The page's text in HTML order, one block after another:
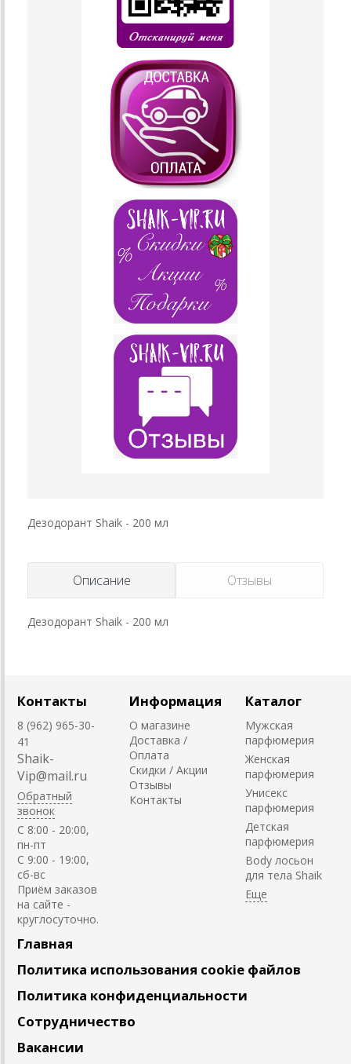
Дезодорант Shaik - 200 мл
Описание Отзывы
Дезодорант Shaik - 200 мл
Контакты
8 (962) 965-30-
41
Shaik-
Vip@mail.ru
Обратный
звонок
C 8:00 - 20:00,
пн-пт
С 9:00 - 19:00,
сб-вс
Приём заказов
на сайте -
круглосуточно.
Информация
О магазине
Доставка /
Оплата
Скидки / Акции
Отзывы
Контакты
Каталог
Мужская
парфюмерия
Женская
парфюмерия
Унисекс
парфюмерия
Детская
парфюмерия
Body лосьон
для тела Shaik
Главная
Политика использования cookie файлов
Политика конфиденциальности
Сотрудничество
Вакансии